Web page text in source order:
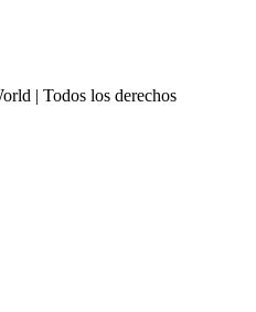
| Todos los derechos